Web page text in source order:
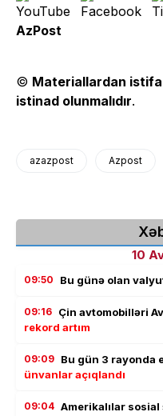
AzPost
© Materiallardan
istinad olunmalıdır.
azazpost Azpost
10
09:50 Bu günə olan
09:16 Çin avtomobilləri
rekord artım
09:09 Bu gün 3 rayonda
ünvanlar açıqlandı
09:04 Amerikalılar